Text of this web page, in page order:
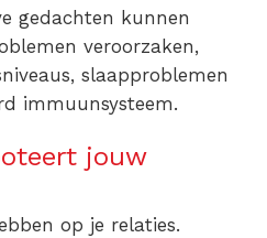
gedachten kunnen
veroorzaken,
slaapproblemen
immuunsysteem.
jouw
op je relaties.